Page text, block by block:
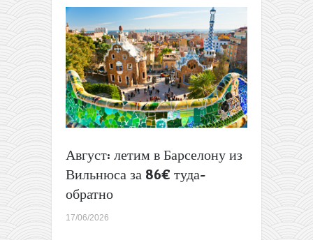
из
Вильнюса
за
78€
туда-
обратно
Август: летим в Барселону из
Вильнюса за 86€ туда-
обратно
17/06/2026